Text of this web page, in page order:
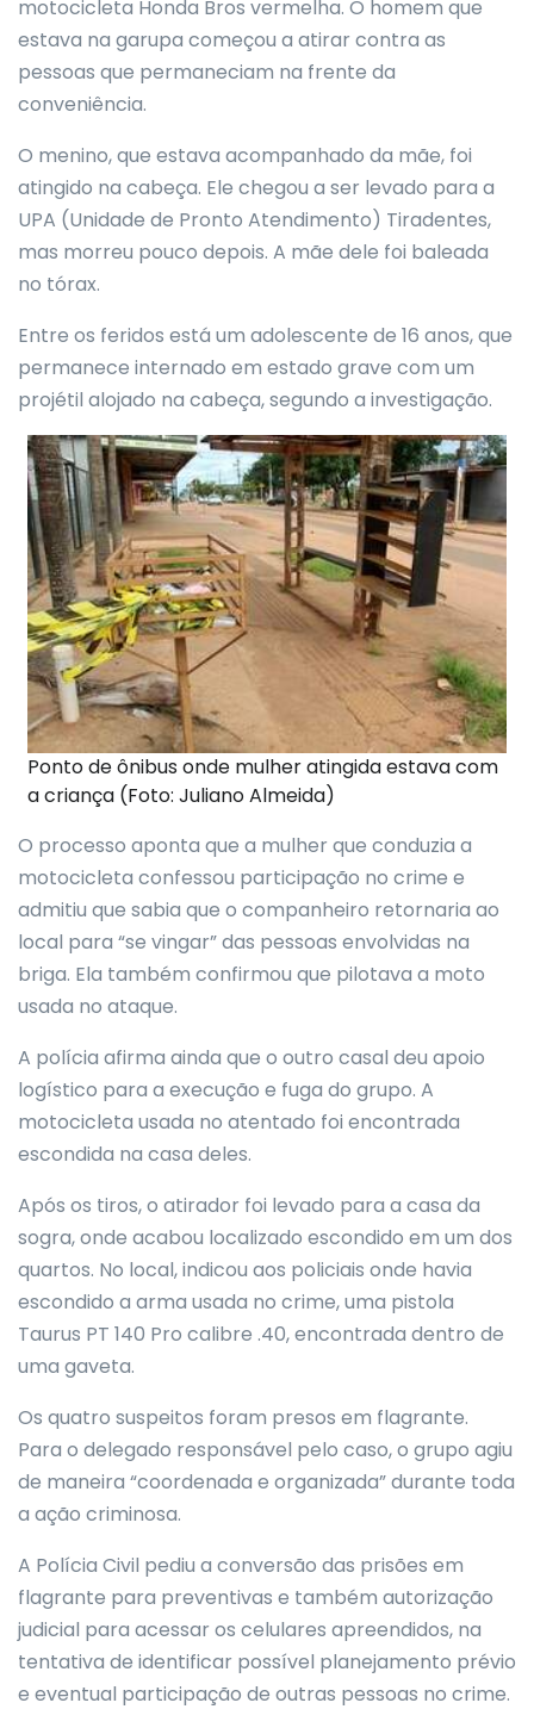
motocicleta Honda Bros vermelha. O homem que
estava na garupa começou a atirar contra as
pessoas que permaneciam na frente da
conveniência.
O menino, que estava acompanhado da mãe, foi
atingido na cabeça. Ele chegou a ser levado para a
UPA (Unidade de Pronto Atendimento) Tiradentes,
mas morreu pouco depois. A mãe dele foi baleada
no tórax.
Entre os feridos está um adolescente de 16 anos, que
permanece internado em estado grave com um
projétil alojado na cabeça, segundo a investigação.
Ponto de ônibus onde mulher atingida estava com
a criança (Foto: Juliano Almeida)
O processo aponta que a mulher que conduzia a
motocicleta confessou participação no crime e
admitiu que sabia que o companheiro retornaria ao
local para “se vingar” das pessoas envolvidas na
briga. Ela também confirmou que pilotava a moto
usada no ataque.
A polícia afirma ainda que o outro casal deu apoio
logístico para a execução e fuga do grupo. A
motocicleta usada no atentado foi encontrada
escondida na casa deles.
Após os tiros, o atirador foi levado para a casa da
sogra, onde acabou localizado escondido em um dos
quartos. No local, indicou aos policiais onde havia
escondido a arma usada no crime, uma pistola
Taurus PT 140 Pro calibre .40, encontrada dentro de
uma gaveta.
Os quatro suspeitos foram presos em flagrante.
Para o delegado responsável pelo caso, o grupo agiu
de maneira “coordenada e organizada” durante toda
a ação criminosa.
A Polícia Civil pediu a conversão das prisões em
flagrante para preventivas e também autorização
judicial para acessar os celulares apreendidos, na
tentativa de identificar possível planejamento prévio
e eventual participação de outras pessoas no crime.